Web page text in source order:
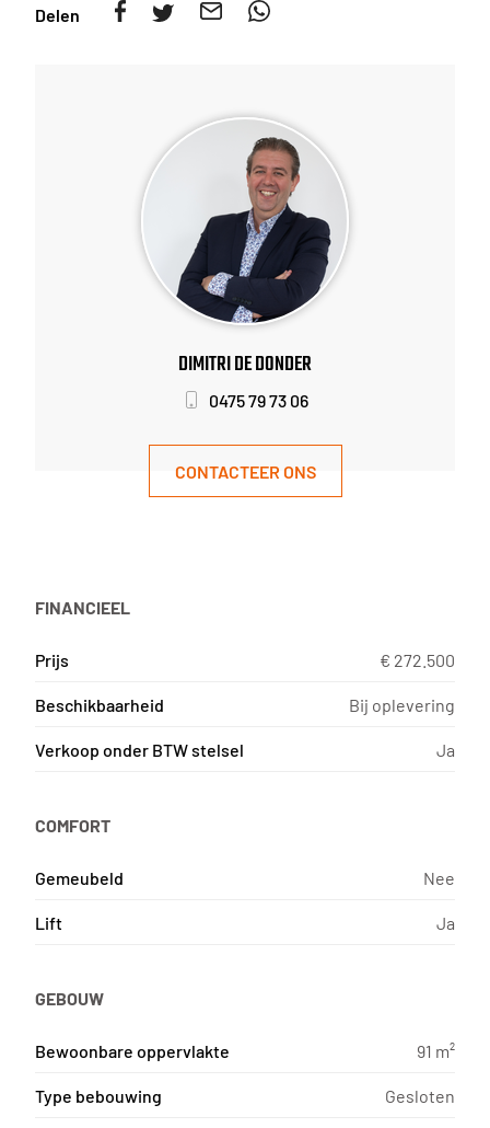
Delen
FINANCIEEL
Prijs € 272.500
Beschikbaarheid Bij oplevering
Verkoop onder BTW stelsel Ja
COMFORT
Gemeubeld Nee
Lift Ja
GEBOUW
Bewoonbare oppervlakte 91 m²
Type bebouwing Gesloten
DIMITRI DE DONDER
0475 79 73 06
CONTACTEER ONS